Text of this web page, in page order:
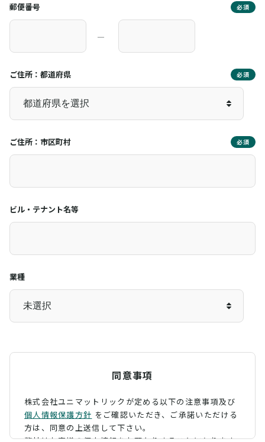
郵便番号 必須
―
ご住所：都道府県 必須
ご住所：市区町村 必須
ビル・テナント名等
業種
同意事項
株式会社ユニマットリックが定める以下の注意事項及び
個人情報保護方針 をご確認いただき、 ご承諾いただける
方は、同意の上送信して下さい。